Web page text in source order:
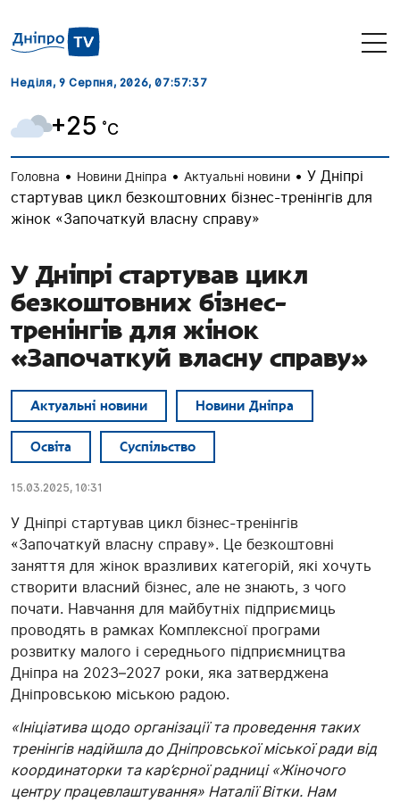
Неділя, 9 Серпня, 2026, 07:57:37
+25 ˚C
Головна • Новини Дніпра • Актуальні новини • У Дніпрі
стартував цикл безкоштовних бізнес-тренінгів для
жінок «Започаткуй власну справу»
У Дніпрі стартував цикл
безкоштовних бізнес-
тренінгів для жінок
«Започаткуй власну справу»
Актуальні новини Новини Дніпра
Освіта Суспільство
15.03.2025, 10:31
У Дніпрі стартував цикл бізнес-тренінгів
«Започаткуй власну справу». Це безкоштовні
заняття для жінок вразливих категорій, які хочуть
створити власний бізнес, але не знають, з чого
почати. Навчання для майбутніх підприємиць
проводять в рамках Комплексної програми
розвитку малого і середнього підприємництва
Дніпра на 2023–2027 роки, яка затверджена
Дніпровською міською радою.
«Ініціатива щодо організації та проведення таких
тренінгів надійшла до Дніпровської міської ради від
координаторки та кар’єрної радниці «Жіночого
центру працевлаштування» Наталії Вітки. Нам